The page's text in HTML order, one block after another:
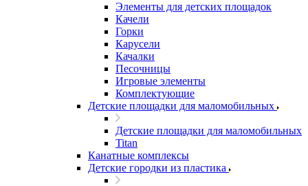
Элементы для детских площадок
Качели
Горки
Карусели
Качалки
Песочницы
Игровые элементы
Комплектующие
Детские площадки для маломобильных
Детские площадки для маломобильных
Titan
Канатные комплексы
Детские городки из пластика